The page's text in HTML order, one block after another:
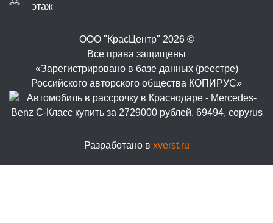
этаж
ООО "КрасЦентр" 2026 ©
Все права защищены
«Зарегистрировано в базе данных (реестре)
Российского авторского общества КОПИРУС»
Разработано в xverst.ru